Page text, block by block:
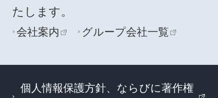
たします。
会社案内 グループ会社一覧
個人情報保護方針、ならびに著作権